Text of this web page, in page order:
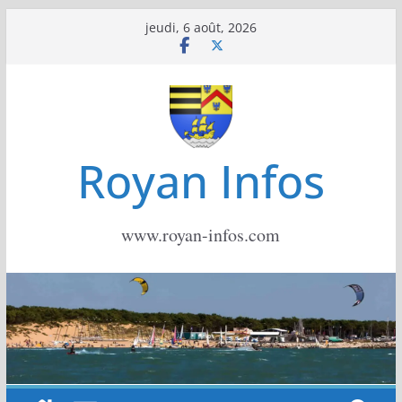
jeudi, 6 août, 2026
Royan Infos
www.royan-infos.com